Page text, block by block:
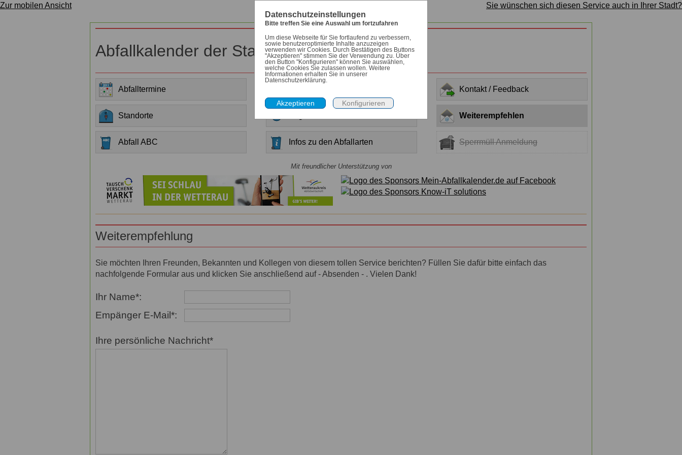
Zur mobilen Ansicht Sie wünschen sich diesen Service auch in Ihrer Stadt?
Abfallkalender der Stadt Karben
Abfalltermine Kontakt / Feedback
Standorte Weiterempfehlen
Abfall ABC Infos zu den Abfallarten Sperrmüll Anmeldung
Mit freundlicher Unterstützung von
Weiterempfehlung
Sie möchten Ihren Freunden, Bekannten und Kollegen von diesem tollen Service berichten? Füllen Sie dafür bitte einfach das
nachfolgende Formular aus und klicken Sie anschließend auf - Absenden - . Vielen Dank!
Ihr Name*:
Empänger E-Mail*:
Ihre persönliche Nachricht*
Datenschutzeinstellungen
Bitte treffen Sie eine Auswahl um fortzufahren
Um diese Webseite für Sie fortlaufend zu verbessern,
sowie benutzeroptimierte Inhalte anzuzeigen
verwenden wir Cookies. Durch Bestätigen des Buttons
"Akzeptieren" stimmen Sie der Verwendung zu. Über
den Button "Konfigurieren" können Sie auswählen,
welche Cookies Sie zulassen wollen. Weitere
Informationen erhalten Sie in unserer
Datenschutzerklärung.